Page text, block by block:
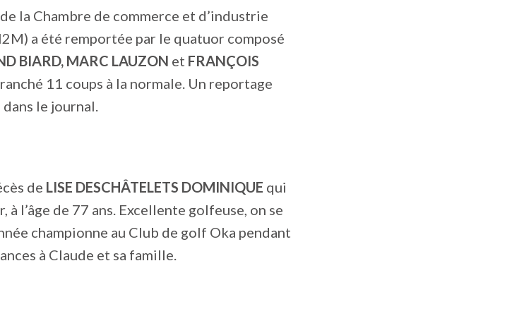
la Chambre de commerce et d’industrie
a été remportée par le quatuor composé
BIARD, MARC LAUZON et FRANÇOIS
11 coups à la normale. Un reportage
le journal.
de LISE DESCHÂTELETS DOMINIQUE qui
l’âge de 77 ans. Excellente golfeuse, on se
championne au Club de golf Oka pendant
à Claude et sa famille.